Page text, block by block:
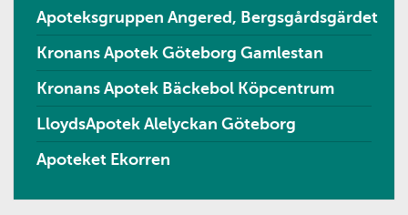
Apoteksgruppen Angered, Bergsgårdsgärdet
Kronans Apotek Göteborg Gamlestan
Kronans Apotek Bäckebol Köpcentrum
LloydsApotek Alelyckan Göteborg
Apoteket Ekorren